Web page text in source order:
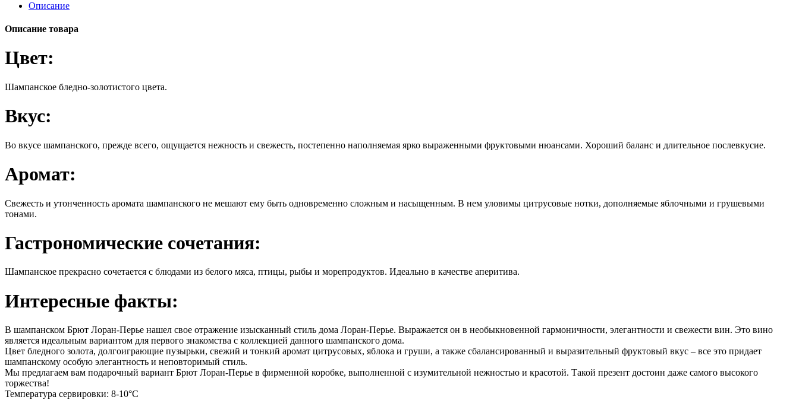
Описание
Описание товара
Цвет:
Шампанское бледно-золотистого цвета.
Вкус:
Во вкусе шампанского, прежде всего, ощущается нежность и свежесть, постепенно наполняемая ярко выраженными фруктовыми нюансами. Хороший баланс и длительное послевкусие.
Аромат:
Свежесть и утонченность аромата шампанского не мешают ему быть одновременно сложным и насыщенным. В нем уловимы цитрусовые нотки, дополняемые яблочными и грушевыми
тонами.
Гастрономические сочетания:
Шампанское прекрасно сочетается с блюдами из белого мяса, птицы, рыбы и морепродуктов. Идеально в качестве аперитива.
Интересные факты:
В шампанском Брют Лоран-Перье нашел свое отражение изысканный стиль дома Лоран-Перье. Выражается он в необыкновенной гармоничности, элегантности и свежести вин. Это вино
является идеальным вариантом для первого знакомства с коллекцией данного шампанского дома.
Цвет бледного золота, долгоиграющие пузырьки, свежий и тонкий аромат цитрусовых, яблока и груши, а также сбалансированный и выразительный фруктовый вкус – все это придает
шампанскому особую элегантность и неповторимый стиль.
Мы предлагаем вам подарочный вариант Брют Лоран-Перье в фирменной коробке, выполненной с изумительной нежностью и красотой. Такой презент достоин даже самого высокого
торжества!
Температура сервировки: 8-10°С